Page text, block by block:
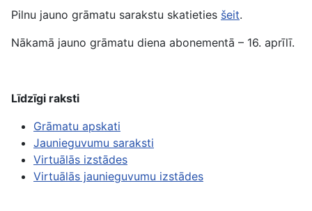
Pilnu jauno grāmatu sarakstu skatieties šeit.
Nākamā jauno grāmatu diena abonementā – 16. aprīlī.
Līdzīgi raksti
Grāmatu apskati
Jaunieguvumu saraksti
Virtuālās izstādes
Virtuālās jaunieguvumu izstādes